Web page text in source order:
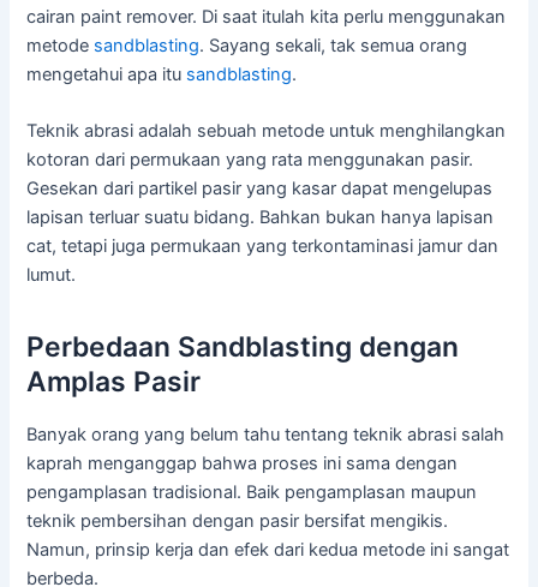
cairan paint remover. Di saat itulah kita perlu menggunakan
metode sandblasting. Sayang sekali, tak semua orang
mengetahui apa itu sandblasting.
Teknik abrasi adalah sebuah metode untuk menghilangkan
kotoran dari permukaan yang rata menggunakan pasir.
Gesekan dari partikel pasir yang kasar dapat mengelupas
lapisan terluar suatu bidang. Bahkan bukan hanya lapisan
cat, tetapi juga permukaan yang terkontaminasi jamur dan
lumut.
Perbedaan Sandblasting dengan
Amplas Pasir
Banyak orang yang belum tahu tentang teknik abrasi salah
kaprah menganggap bahwa proses ini sama dengan
pengamplasan tradisional. Baik pengamplasan maupun
teknik pembersihan dengan pasir bersifat mengikis.
Namun, prinsip kerja dan efek dari kedua metode ini sangat
berbeda.